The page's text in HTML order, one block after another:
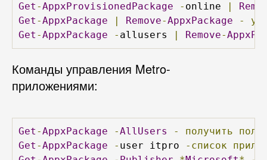
Get -AppxProvisionedPackage - online |
Get -AppxPackage | Remove-AppxPackage -
Get -AppxPackage - allusers | Remove-
Команды управления Metro-
приложениями:
Get -AppxPackage -AllUsers - получить
Get -AppxPackage - user itpro -список